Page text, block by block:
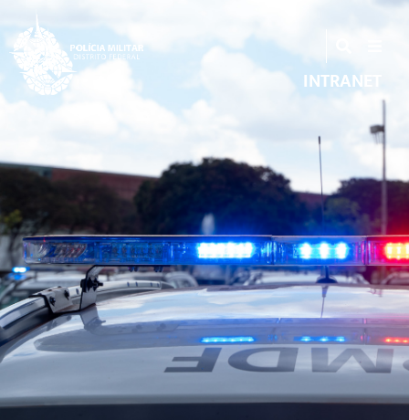
INTRANET